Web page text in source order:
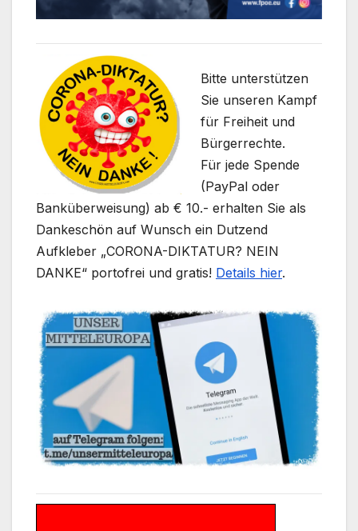
Bitte unterstützen
Sie unseren Kampf
für Freiheit und
Bürgerrechte.
Für jede Spende
(PayPal oder
Banküberweisung) ab € 10.- erhalten Sie als
Dankeschön auf Wunsch ein Dutzend
Aufkleber „CORONA-DIKTATUR? NEIN
DANKE“ portofrei und gratis! Details hier.